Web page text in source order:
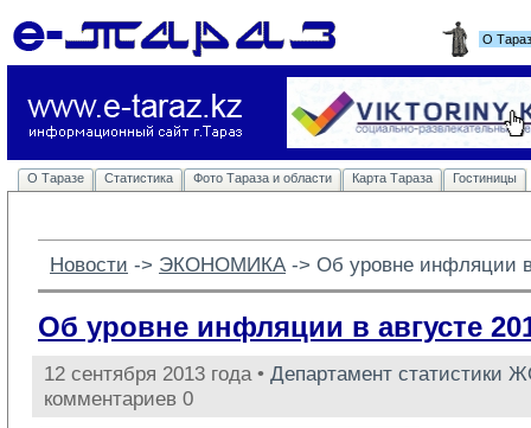
О
О Таразе Статистика Фото Тараза и области Карта Тараза Гостиницы
Новости -> ЭКОНОМИКА -> Об уровне инфляции в
Об уровне инфляции в августе
12 сентября 2013 года • Департамент статистики
комментариев 0